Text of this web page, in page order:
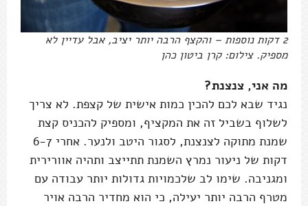
2 דקות נוספות – והקצף הרבה יותר יציב, אבל עדיין לא
מספיק. צילום: קרן ביטון כהן
מה אני, צנצנת?
נגיד שבא לכם להכין כמות אישית של קצפת. לא צריך
לשלוף בשביל זה את המקציף, ומספיק להכניס קצת
שמנת מתוקה לצנצנת, לסגור היטב ולנער. אחרי 6-7
דקות של ניעור נמרץ השמנת תתייצב ותהיה אוורירית
ומגניבה. שימו לב שלכמויות גדולות יותר עבודה עם
מטרף הרבה יותר יעילה, כי הוא מחדיר הרבה אויר